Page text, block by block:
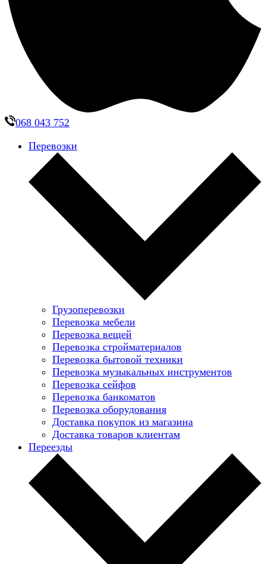
068 043 752
Перевозки
Грузоперевозки
Перевозка мебели
Перевозка вещей
Перевозка стройматериалов
Перевозка бытовой техники
Перевозка музыкальных инструментов
Перевозка сейфов
Перевозка банкоматов
Перевозка оборудования
Доставка покупок из магазина
Доставка товаров клиентам
Переезды